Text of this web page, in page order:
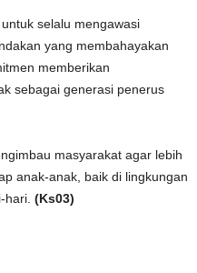
selalu mengawasi
yang membahayakan
memberikan
sebagai generasi penerus
masyarakat agar lebih
anak-anak, baik di lingkungan
(Ks03)